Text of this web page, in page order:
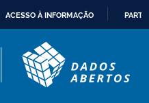
CONTEÚDO
ACESSO À INFORMAÇÃO